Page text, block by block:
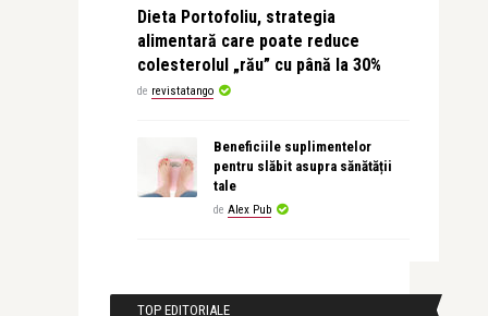
Dieta Portofoliu, strategia
alimentară care poate reduce
colesterolul „rău” cu până la 30%
de revistatango
Beneficiile suplimentelor
pentru slăbit asupra sănătății
tale
de Alex Pub
TOP EDITORIALE